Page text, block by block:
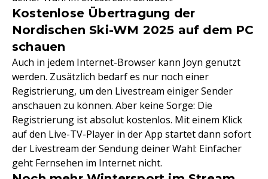
Kostenlose Übertragung der
Nordischen Ski-WM 2025 auf dem PC
schauen
Auch in jedem Internet-Browser kann Joyn genutzt
werden. Zusätzlich bedarf es nur noch einer
Registrierung, um den Livestream einiger Sender
anschauen zu können. Aber keine Sorge: Die
Registrierung ist absolut kostenlos. Mit einem Klick
auf den Live-TV-Player in der App startet dann sofort
der Livestream der Sendung deiner Wahl: Einfacher
geht Fernsehen im Internet nicht.